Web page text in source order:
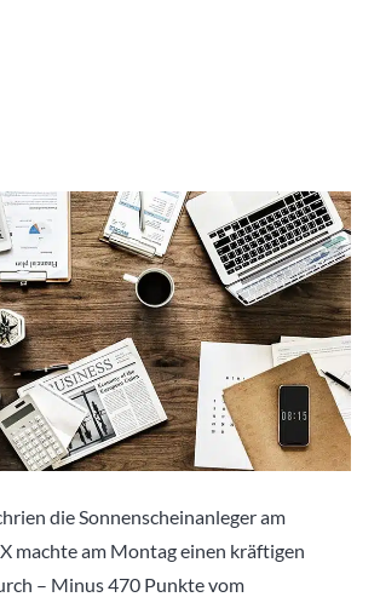
die Sonnenscheinanleger am
machte am Montag einen kräftigen
– Minus 470 Punkte vom